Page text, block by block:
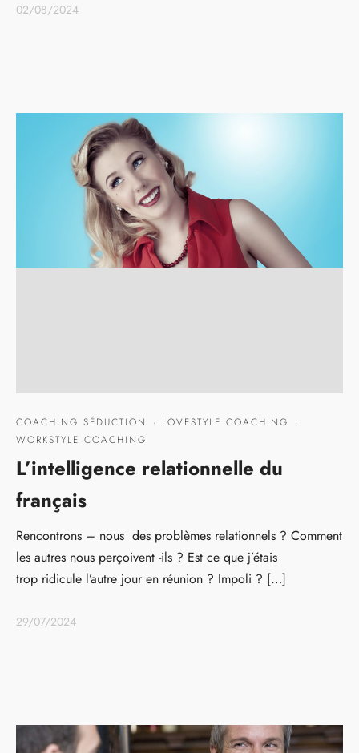
02/08/2024
COACHING SÉDUCTION · LOVESTYLE COACHING
·
WORKSTYLE COACHING
L’intelligence relationnelle du
français
Rencontrons – nous des problèmes relationnels ? Comment
les autres nous perçoivent -ils ? Est ce que j’étais
trop ridicule l’autre jour en réunion ? Impoli ? […]
29/07/2024